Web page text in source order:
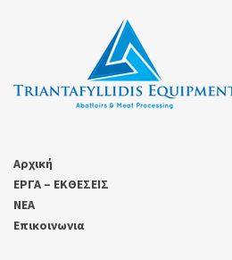
Αρχική
ΕΡΓΑ – ΕΚΘΕΣΕΙΣ
ΝΕΑ
Επικοινωνια